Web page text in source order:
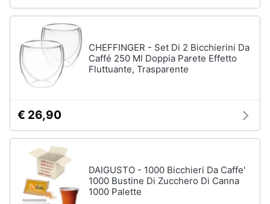
CHEFFINGER - Set Di 2 Bicchierini Da
Caffé 250 Ml Doppia Parete Effetto
Fluttuante, Trasparente
€ 26,90
DAIGUSTO - 1000 Bicchieri Da Caffe'
1000 Bustine Di Zucchero Di Canna
1000 Palette